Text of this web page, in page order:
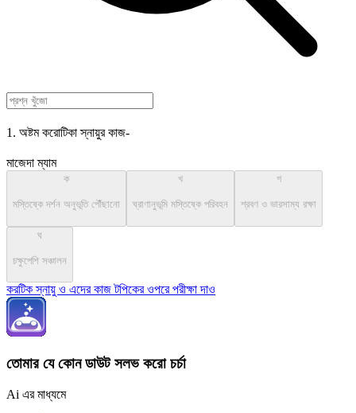
1. অষ্টম করোটিকা স্নায়ুর কাজ-
মাজেদা ম্যাম
ক
মস্তিষ্কে দর্শন অনুভূতি পৌঁছানো
খ
ঘ্রাণানুভূমি মস্তিষ্কে পরিবহন
গ
শ্রবণ ও ভারসাম্য রক্ষা
ঘ
চক্ষুপেশি সঞ্চালন
করটিক স্নায়ু ও এদের কাজ টপিকের ওপরে পরীক্ষা দাও
তোমার যে কোন ডাউট সলভ করো চর্চা
Ai এর মাধ্যমে